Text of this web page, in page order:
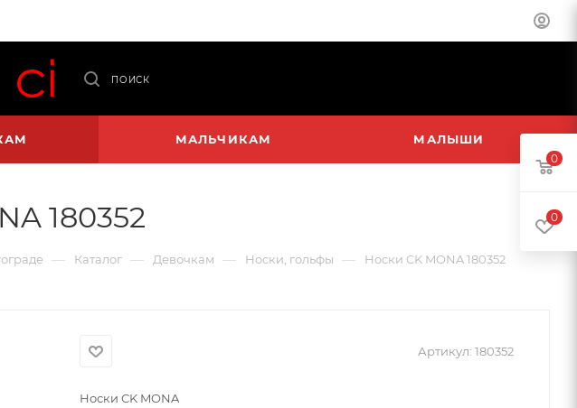
ПОИСК
МАЛЬЧИКАМ МАЛЫШИ
180352
— Каталог — Девочкам — Носки, гольфы — Носки CK MONA 180352
Артикул: 180352
Носки CK MONA
0
0